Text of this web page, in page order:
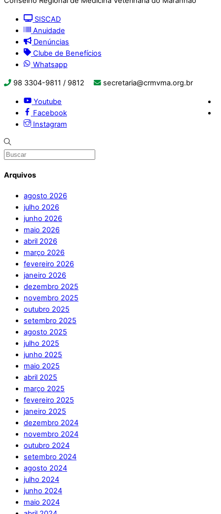
SISCAD
Anuidade
Denúncias
Clube de Benefícios
Whatsapp
98 3304-9811 / 9812 secretaria@crmvma.org.br
Youtube
Facebook
Instagram
Arquivos
agosto 2026
julho 2026
junho 2026
maio 2026
abril 2026
março 2026
fevereiro 2026
janeiro 2026
dezembro 2025
novembro 2025
outubro 2025
setembro 2025
agosto 2025
julho 2025
junho 2025
maio 2025
abril 2025
março 2025
fevereiro 2025
janeiro 2025
dezembro 2024
novembro 2024
outubro 2024
setembro 2024
agosto 2024
julho 2024
junho 2024
maio 2024